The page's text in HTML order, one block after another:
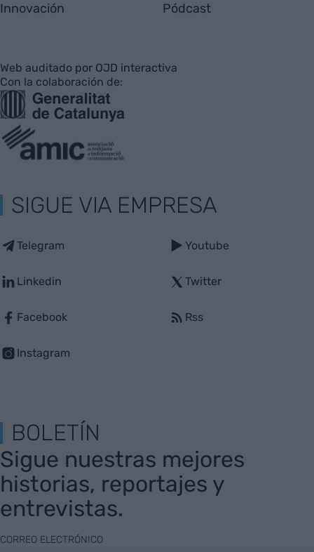
Innovación Pódcast
Web auditado por OJD interactiva
Con la colaboración de:
SIGUE VIA EMPRESA
Telegram
Linkedin
Facebook
Instagram
Youtube
Twitter
Rss
BOLETÍN
Sigue nuestras mejores
historias, reportajes y
entrevistas.
CORREO ELECTRÓNICO